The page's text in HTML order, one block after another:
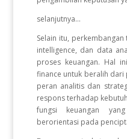
selanjutnya...
Selain itu,
intelligence, dan data
proses keuangan. Hal
finance untuk beralih
peran analitis dan
respons terhadap
fungsi keuangan
berorientasi pada